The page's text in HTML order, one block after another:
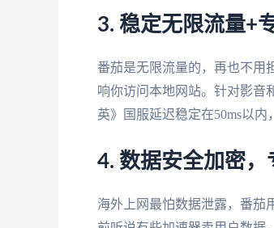
3. 稳定无限流量+
番茄是无限流量的，再也不用
响你访问本地网站。针对影
英》国服延迟稳定在50ms以内
4. 数据安全加密
海外上网最怕数据泄露，番茄